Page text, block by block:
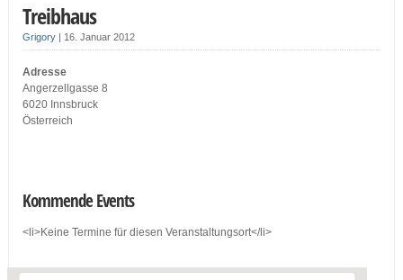
Treibhaus
Grigory| 16. Januar 2012
Adresse
Angerzellgasse 8
6020 Innsbruck
Österreich
Kommende Events
<li>Keine Termine für diesen Veranstaltungsort</li>